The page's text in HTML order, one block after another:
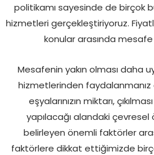
politikamı sayesinde de birçok
hizmetleri gerçekleştiriyoruz.
konular arasında
Mesafenin yakın olması daha
hizmetlerinden faydalanmanız
eşyalarınızın miktarı,
yapılacağı alandaki çevresel
belirleyen önemli faktörler
faktörlere dikkat ettiğimizde